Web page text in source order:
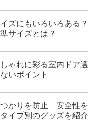
イズにもいろいろある
サイズとは？
ゃれに彩る室内ドア
いポイント
つかりを防止 安全性
イプ別のグッズを紹介